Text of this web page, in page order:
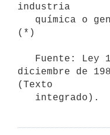
industria
(*)
diciembre de
(Texto
   integrado).